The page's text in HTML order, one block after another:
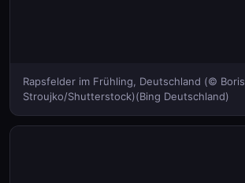
Rapsfelder im Frühling, Deutschland (© Boris
Stroujko/Shutterstock)(Bing Deutschland)